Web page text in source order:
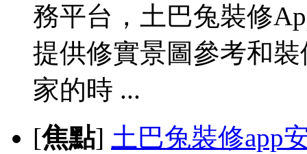
務平台，土巴兔裝修
提供修實景圖參考和
家的時 ...
[焦點] 土巴兔裝修app